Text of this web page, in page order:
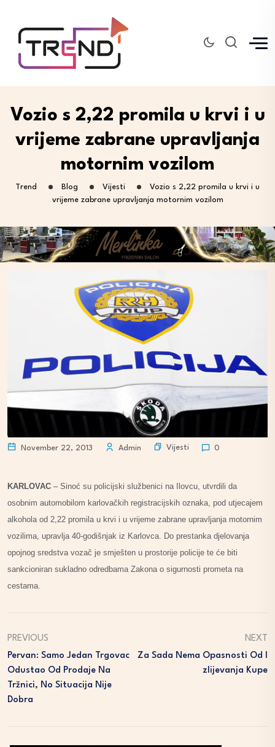
Vozio s 2,22 promila u krvi i u
vrijeme zabrane upravljanja
motornim vozilom
Trend Blog Vijesti
Vozio s 2,22 promila u krvi i u
vrijeme zabrane upravljanja motornim vozilom
November 22, 2013 Admin Vijesti 0
KARLOVAC – Sinoć su policijski službenici na Ilovcu, utvrdili da
osobnim automobilom karlovačkih registracijskih oznaka, pod utjecajem
alkohola od 2,22 promila u krvi i u vrijeme zabrane upravljanja motornim
vozilima, upravlja 40-godišnjak iz Karlovca. Do prestanka djelovanja
opojnog sredstva vozač je smješten u prostorije policije te će biti
sankcioniran sukladno odredbama Zakona o sigurnosti prometa na
cestama.
PREVIOUS
Pervan: Samo Jedan Trgovac
Odustao Od Prodaje Na
Tržnici, No Situacija Nije
Dobra
NEXT
Za Sada Nema Opasnosti Od I
Zlijevanja Kupe